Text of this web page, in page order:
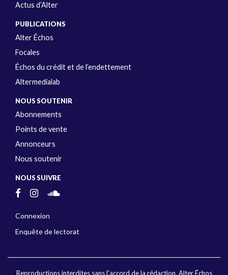
Actus d’Alter
PUBLICATIONS
Alter Échos
Focales
Échos du crédit et de l’endettement
Altermedialab
NOUS SOUTENIR
Abonnements
Points de vente
Annonceurs
Nous soutenir
NOUS SUIVRE
Connexion
Enquête de lectorat
Reproductions interdites sans l'accord de la rédaction. Alter Échos